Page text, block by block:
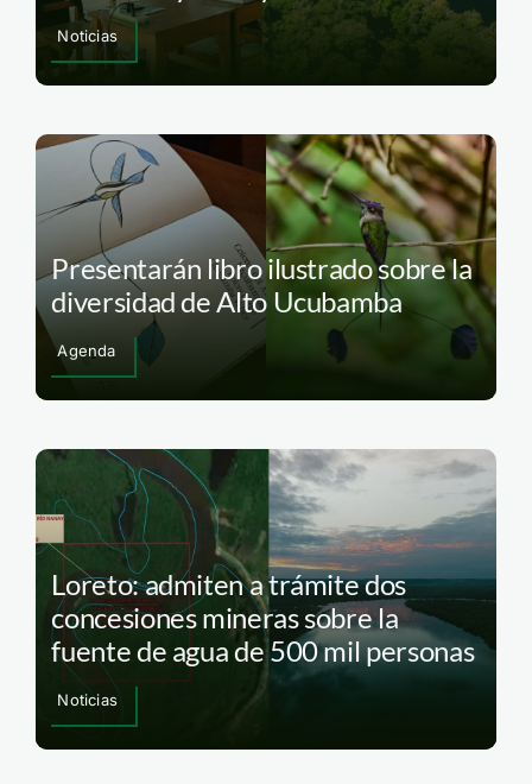
Noticias
Presentarán libro ilustrado sobre la
diversidad de Alto Ucubamba
Agenda
Loreto: admiten a trámite dos
concesiones mineras sobre la
fuente de agua de 500 mil personas
Noticias